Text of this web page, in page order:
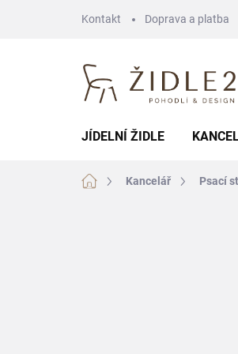
Kontakt Doprava a platba
JÍDELNÍ ŽIDLE
Domů Kancelář Psací